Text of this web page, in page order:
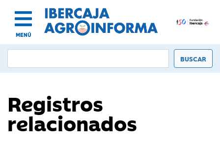
MENÚ
Registros
relacionados